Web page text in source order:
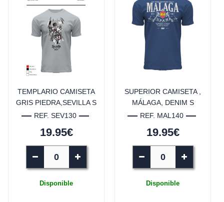
TEMPLARIO CAMISETA
GRIS PIEDRA,SEVILLA S
REF. SEV130
19.95€
Disponible
SUPERIOR CAMISETA ,
MÁLAGA, DENIM S
REF. MAL140
19.95€
Disponible